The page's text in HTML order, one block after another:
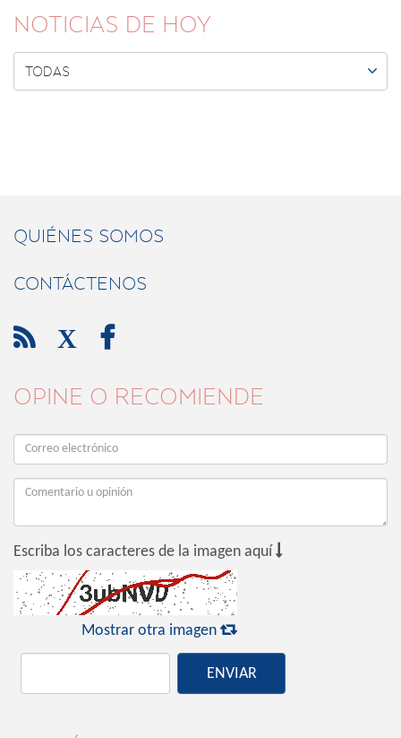
NOTICIAS DE HOY
TODAS 
QUIÉNES SOMOS
CONTÁCTENOS
 X 
OPINE O RECOMIENDE
Escriba los caracteres de la imagen aquí 
Mostrar otra imagen 
ENVIAR